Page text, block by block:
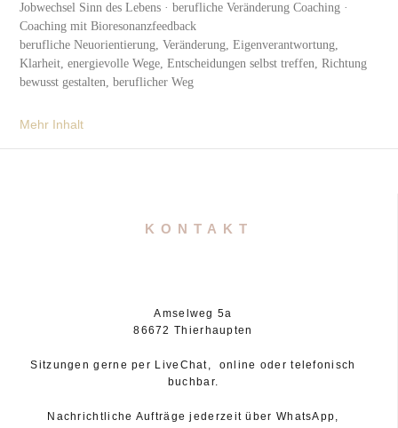
Jobwechsel Sinn des Lebens · berufliche Veränderung Coaching ·
Coaching mit Bioresonanzfeedback
berufliche Neuorientierung, Veränderung, Eigenverantwortung,
Klarheit, energievolle Wege, Entscheidungen selbst treffen, Richtung
bewusst gestalten, beruflicher Weg
Mehr Inhalt
KONTAKT
Amselweg 5a
86672 Thierhaupten
Sitzungen gerne per LiveChat, online oder telefonisch
buchbar.
Nachrichtliche Aufträge jederzeit über WhatsApp,